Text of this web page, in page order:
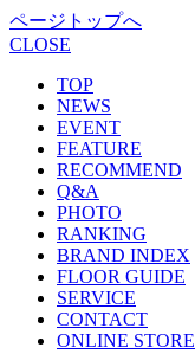
ページトップへ
CLOSE
TOP
NEWS
EVENT
FEATURE
RECOMMEND
Q&A
PHOTO
RANKING
BRAND INDEX
FLOOR GUIDE
SERVICE
CONTACT
ONLINE STORE